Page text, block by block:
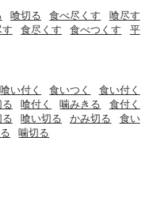
喰切る 食べ尽くす
喰尽す
す 食尽くす 食べつくす
平
喰い付く 食いつく
食い付く
る 喰付く 噛みきる
食付く
る 喰い切る かみ切る
食い
噛切る